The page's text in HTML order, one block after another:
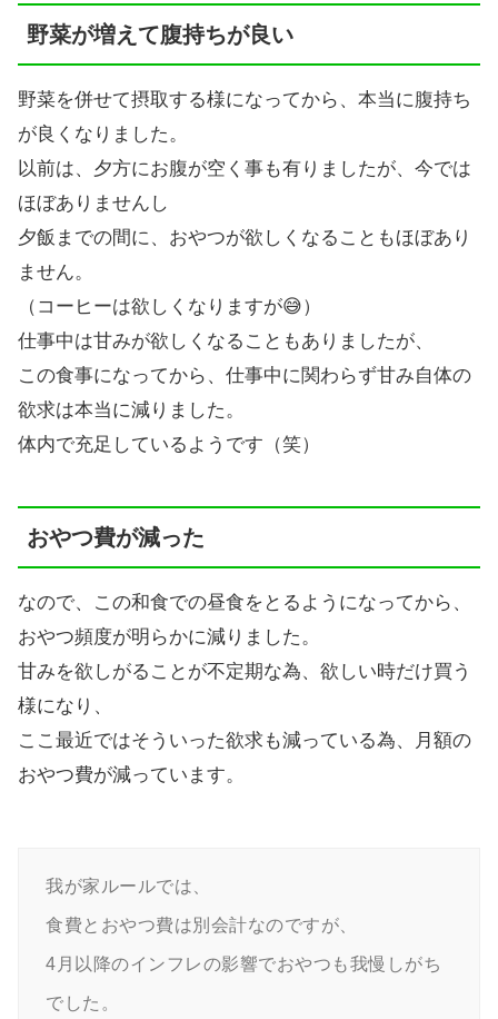
野菜が増えて腹持ちが良い
野菜を併せて摂取する様になってから、本当に腹持ち
が良くなりました。
以前は、夕方にお腹が空く事も有りましたが、今では
ほぼありませんし
夕飯までの間に、おやつが欲しくなることもほぼあり
ません。
（コーヒーは欲しくなりますが😅）
仕事中は甘みが欲しくなることもありましたが、
この食事になってから、仕事中に関わらず甘み自体の
欲求は本当に減りました。
体内で充足しているようです（笑）
おやつ費が減った
なので、この和食での昼食をとるようになってから、
おやつ頻度が明らかに減りました。
甘みを欲しがることが不定期な為、欲しい時だけ買う
様になり、
ここ最近ではそういった欲求も減っている為、月額の
おやつ費が減っています。
我が家ルールでは、
食費とおやつ費は別会計なのですが、
4月以降のインフレの影響でおやつも我慢しがち
でした。